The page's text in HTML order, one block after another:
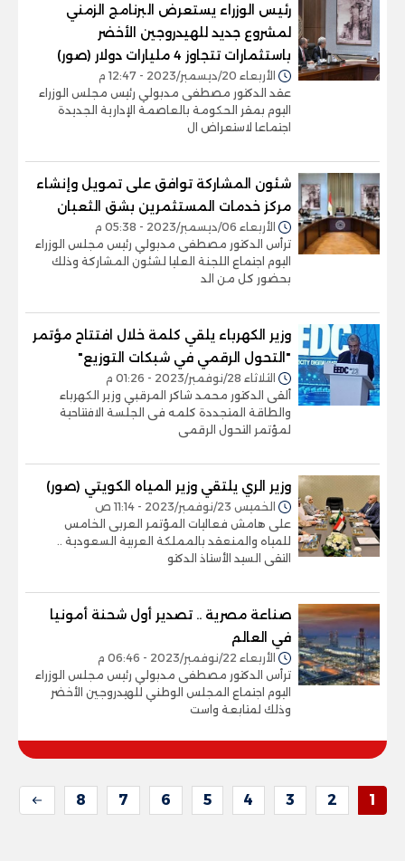
رئيس الوزراء يستعرض البرنامج الزمني
لمشروع جديد للهيدروجين الأخضر
باستثمارات تتجاوز 4 مليارات دولار (صور)
الأربعاء 20/ديسمبر/2023 - 12:47 م
عقد الدكتور مصطفى مدبولي رئيس مجلس الوزراء
اليوم بمقر الحكومة بالعاصمة الإدارية الجديدة
اجتماعا لاستعراض ال
شئون المشاركة توافق على تمويل وإنشاء
مركز خدمات المستثمرين بشق الثعبان
الأربعاء 06/ديسمبر/2023 - 05:38 م
ترأس الدكتور مصطفى مدبولي رئيس مجلس الوزراء
اليوم اجتماع اللجنة العليا لشئون المشاركة وذلك
بحضور كل من الد
وزير الكهرباء يلقي كلمة خلال افتتاح مؤتمر
"التحول الرقمي في شبكات التوزيع"
الثلاثاء 28/نوفمبر/2023 - 01:26 م
ألقى الدكتور محمد شاكر المرقبي وزير الكهرباء
والطاقة المتجددة كلمه فى الجلسة الافتتاحية
لمؤتمر التحول الرقمى
وزير الري يلتقي وزير المياه الكويتي (صور)
الخميس 23/نوفمبر/2023 - 11:14 ص
على هامش فعاليات المؤتمر العربى الخامس
للمياه والمنعقد بالمملكة العربية السعودية ..
التقى السيد الأستاذ الدكتو
صناعة مصرية .. تصدير أول شحنة أمونيا
في العالم
الأربعاء 22/نوفمبر/2023 - 06:46 م
ترأس الدكتور مصطفى مدبولي رئيس مجلس الوزراء
اليوم اجتماع المجلس الوطني للهيدروجين الأخضر
وذلك لمتابعة واست
1
2
3
4
5
6
7
8